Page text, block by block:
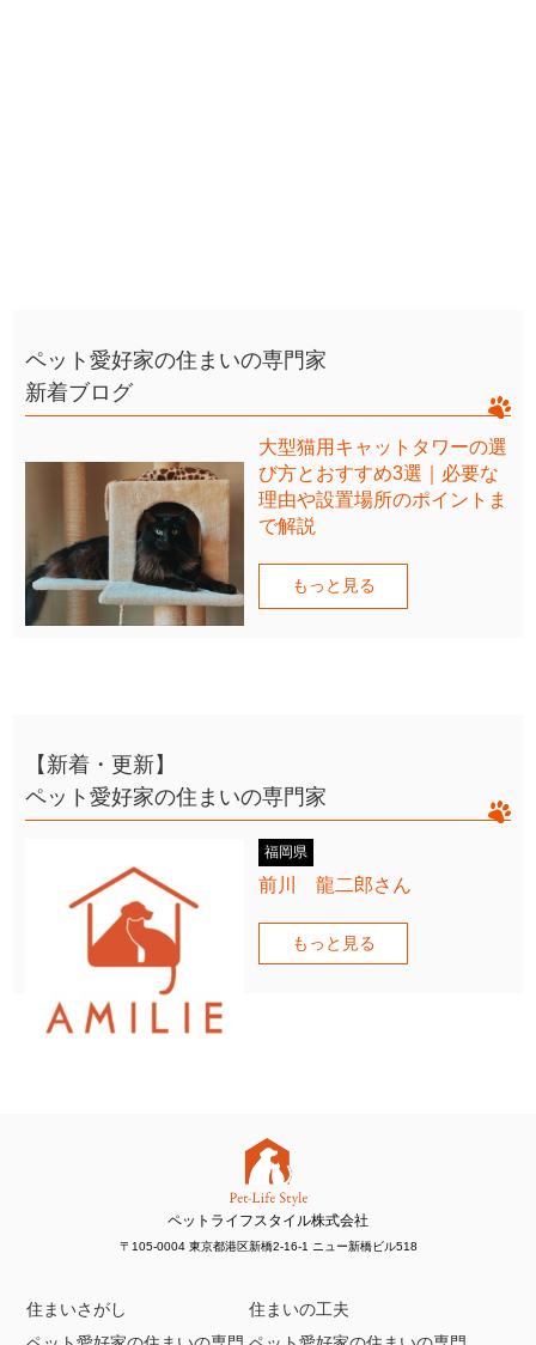
ペット愛好家の住まいの専門家
新着ブログ
大型猫用キャットタワーの選
び方とおすすめ3選｜必要な
理由や設置場所のポイントま
で解説
もっと見る
【新着・更新】
ペット愛好家の住まいの専門家
福岡県
前川 龍二郎さん
もっと見る
ペットライフスタイル株式会社
〒105-0004 東京都港区新橋2-16-1 ニュー新橋ビル518
住まいさがし
住まいの工夫